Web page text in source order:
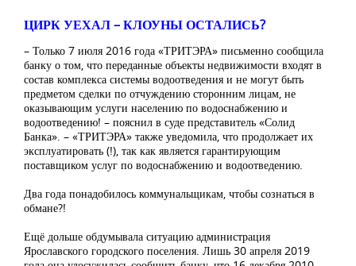
ЦИРК УЕХАЛ – КЛОУНЫ ОСТАЛИСЬ?
– Только 7 июля 2016 года «ТРИТЭРА» письменно сообщила
банку о том, что переданные объекты недвижимости входят в
состав комплекса системы водоотведения и не могут быть
предметом сделки по отчуждению сторонним лицам, не
оказывающим услуги населению по водоснабжению и
водоотведению! – пояснил в суде представитель «Солид
Банка». – «ТРИТЭРА» также уведомила, что продолжает их
эксплуатировать (!), так как является гарантирующим
поставщиком услуг по водоснабжению и водоотведению.
Два года понадобилось коммунальщикам, чтобы сознаться в
обмане?!
Ещё дольше обдумывала ситуацию администрация
Ярославского городского поселения. Лишь 30 апреля 2019